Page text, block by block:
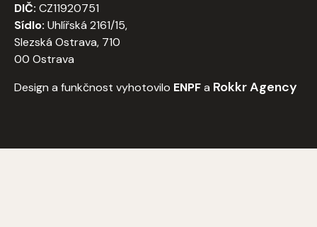
DIČ: CZ11920751
Sídlo: Uhlířská 2161/15,
Slezská Ostrava, 710
00 Ostrava
Design a funkčnost vyhotovilo ENPFa Rokkr Agency